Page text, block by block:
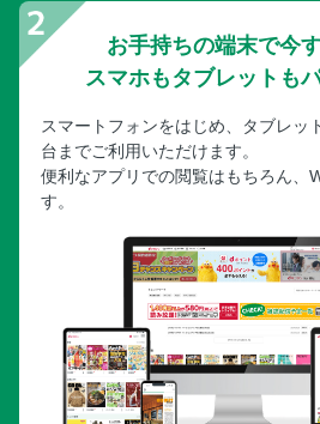
お手持ちの端末で今
スマホもタブレットも
スマートフォンをはじめ、タブレッ
台までご利用いただけます。
便利なアプリでの閲覧はもちろん、
す。